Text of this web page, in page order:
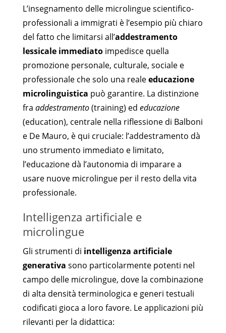
L’insegnamento delle microlingue scientifico-
professionali a immigrati è l’esempio più chiaro
del fatto che limitarsi all’addestramento
lessicale immediato impedisce quella
promozione personale, culturale, sociale e
professionale che solo una realeeducazione
microlinguistica può garantire. La distinzione
fra addestramento(training) ed educazione
(education), centrale nella riflessione di Balboni
e De Mauro, è qui cruciale: l’addestramento dà
uno strumento immediato e limitato,
l’educazione dà l’autonomia di imparare a
usare nuove microlingue per il resto della vita
professionale.
Intelligenza artificiale e
microlingue
Gli strumenti di intelligenza artificiale
generativa sono particolarmente potenti nel
campo delle microlingue, dove la combinazione
di alta densità terminologica e generi testuali
codificati gioca a loro favore. Le applicazioni più
rilevanti per la didattica: